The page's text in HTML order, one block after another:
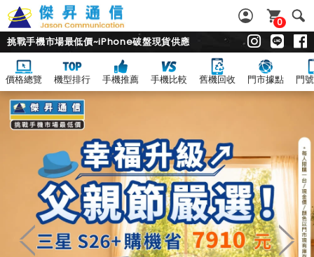
0
挑戰手機市場最低價~iPhone破盤現貨供應
價格總覽 機型排行 手機推薦 手機比較 舊機回收 門市據點 門